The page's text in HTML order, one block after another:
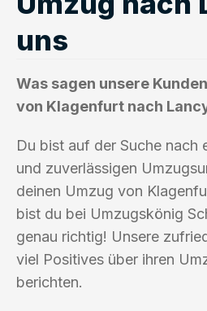
uns
Was sagen unsere
von Klagenfurt nach
Du bist auf der Suche nach
und zuverlässigen
deinen Umzug von
bist du bei Umzugskönig
genau richtig! Unsere
viel Positives über ihren
berichten.